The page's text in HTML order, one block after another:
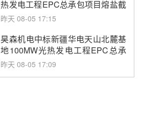
热发电工程EPC总承包项目熔盐截
止阀、熔盐三偏心蝶阀采购
昨天 08-05 17:15
昊森机电中标新疆华电天山北麓基
地100MW光热发电工程EPC总承
包项目熔盐介质超声波流量计采购
昨天 08-05 17:09